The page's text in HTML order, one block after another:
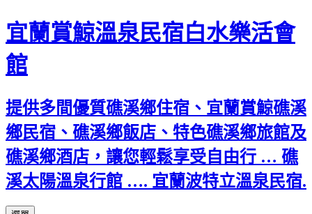
宜蘭賞鯨溫泉民宿白水樂活會
館
提供多間優質礁溪鄉住宿、宜蘭賞鯨礁溪
鄉民宿、礁溪鄉飯店、特色礁溪鄉旅館及
礁溪鄉酒店，讓您輕鬆享受自由行 … 礁
溪太陽溫泉行館 …. 宜蘭波特立溫泉民宿.